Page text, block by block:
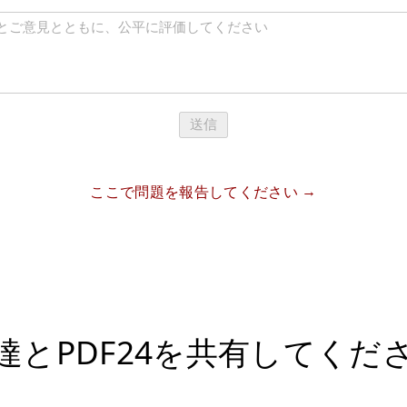
送信
ここで問題を報告してください
とPDF24を共有してくだ